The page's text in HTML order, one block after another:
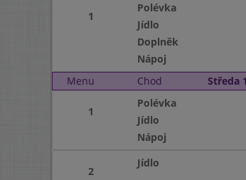
1
Polévka
Jídlo
Doplněk
Nápoj
Menu
Chod Středa
1
Polévka
Jídlo
Nápoj
2
Jídlo